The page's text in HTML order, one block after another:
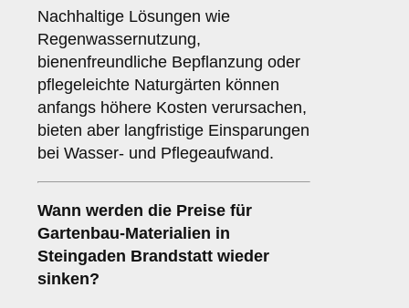
Nachhaltige Lösungen wie
Regenwassernutzung,
bienenfreundliche Bepflanzung oder
pflegeleichte Naturgärten können
anfangs höhere Kosten verursachen,
bieten aber langfristige Einsparungen
bei Wasser- und Pflegeaufwand.
Wann werden die Preise für
Gartenbau-Materialien in
Steingaden Brandstatt wieder
sinken?